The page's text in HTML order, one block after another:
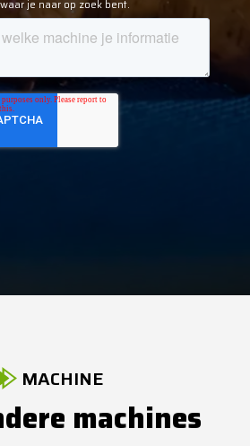
MACHINE
machines